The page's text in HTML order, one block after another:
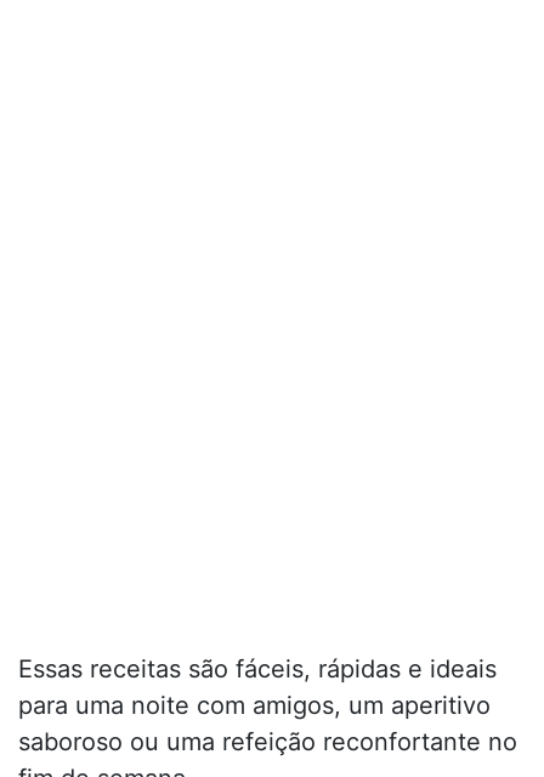
Essas receitas são fáceis, rápidas e ideais
para uma noite com amigos, um aperitivo
saboroso ou uma refeição reconfortante no